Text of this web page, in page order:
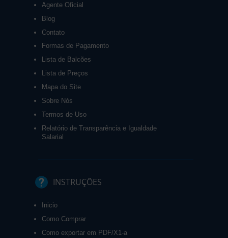
Agente Oficial
Blog
Contato
Formas de Pagamento
Lista de Balcões
Lista de Preços
Mapa do Site
Sobre Nós
Termos de Uso
Relatório de Transparência e Igualdade
Salarial
INSTRUÇÕES
Inicio
Como Comprar
Como exportar em PDF/X1-a